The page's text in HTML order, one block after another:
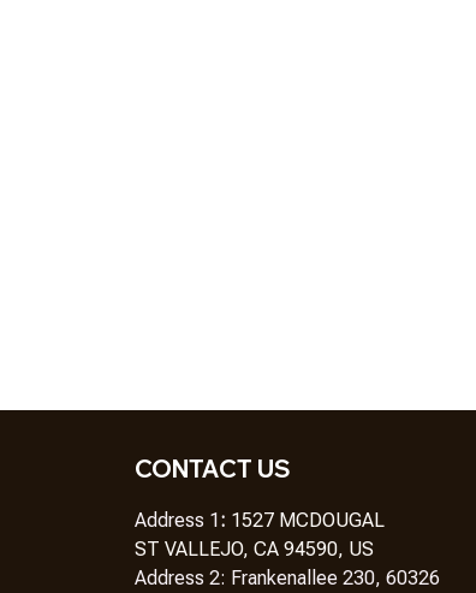
CONTACT US
Address 1: 1527 MCDOUGAL
ST VALLEJO, CA 94590, US
Address 2: Frankenallee 230, 60326